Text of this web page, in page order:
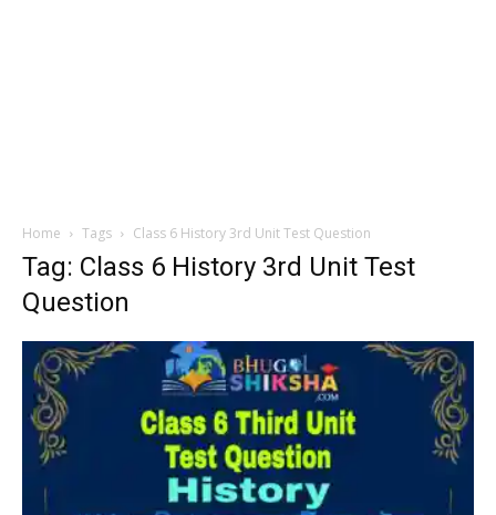
Home Tags Class 6 History 3rd Unit Test Question
Tag: Class 6 History 3rd Unit Test
Question